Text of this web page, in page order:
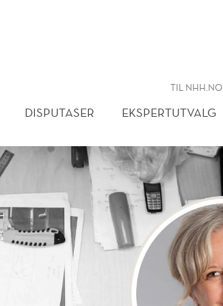
TIL NHH.NO
DISPUTASER EKSPERTUTVALG